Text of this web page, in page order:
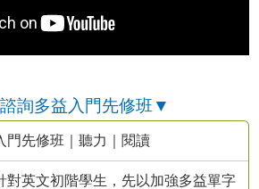
詢多益入門先修班▼
門先修班｜聽力｜閱讀
對英文初階學生，先以加強多益單字